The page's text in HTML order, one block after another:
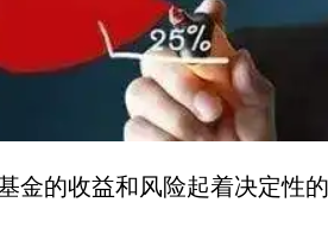
的收益和风险起着决定性